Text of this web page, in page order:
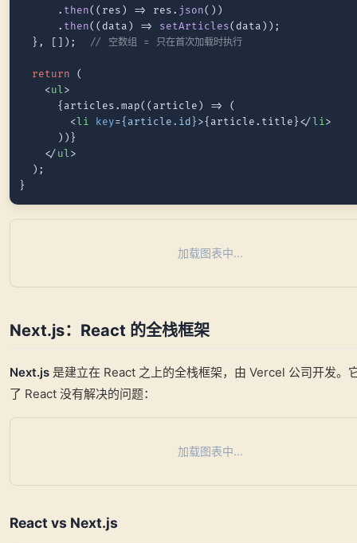
      .
then( ( res ) => res. json())
      .
then( (data ) => setArticles(data));
  }, []);
// 空数组 = 只在首次加载时执行
return (
<ul>
      {articles.map((article) => (
< li key={article.id} >{article.title} </ li>
      ))}
</ ul>
  );
加载图表中...
Next.js：React 的全栈框架
Next.js 是建立在 React 之上的全栈框架，由 Vercel 公司开发。
了 React 没有解决的问题：
加载图表中...
React vs Next.js